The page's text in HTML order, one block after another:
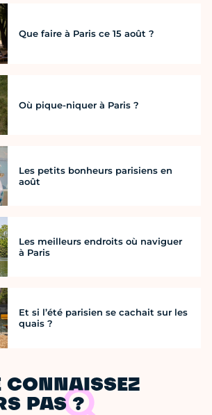
Que faire à Paris ce 15 août ?
Où pique-niquer à Paris ?
Les petits bonheurs parisiens en
août
Les meilleurs endroits où naviguer
à Paris
Et si l’été parisien se cachait sur les
quais ?
CONNAISSEZ
PAS ?